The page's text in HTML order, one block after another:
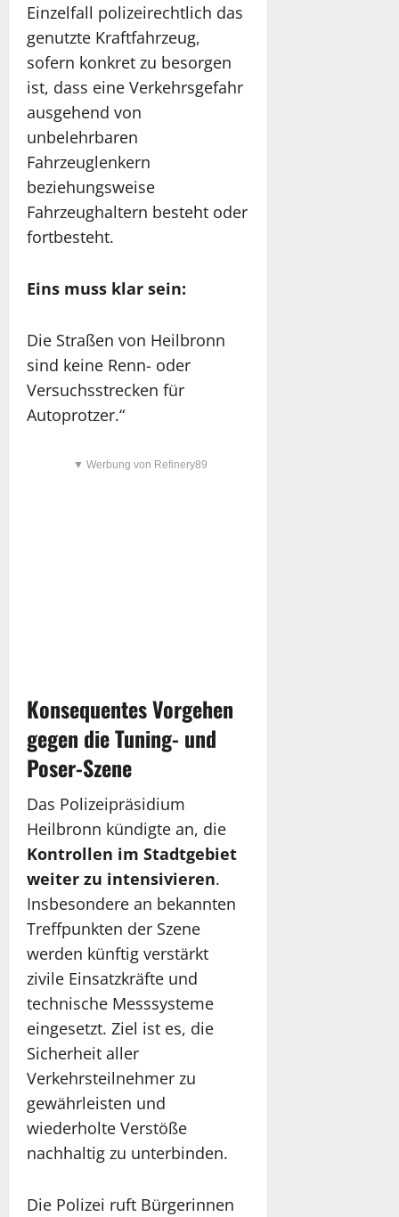
Einzelfall polizeirechtlich das
genutzte Kraftfahrzeug,
sofern konkret zu besorgen
ist, dass eine Verkehrsgefahr
ausgehend von
unbelehrbaren
Fahrzeuglenkern
beziehungsweise
Fahrzeughaltern besteht oder
fortbesteht.
Eins muss klar sein:
Die Straßen von Heilbronn
sind keine Renn- oder
Versuchsstrecken für
Autoprotzer.“
▼ Werbung von Refinery89
Konsequentes Vorgehen
gegen die Tuning- und
Poser-Szene
Das Polizeipräsidium
Heilbronn kündigte an, die
Kontrollen im Stadtgebiet
weiter zu intensivieren.
Insbesondere an bekannten
Treffpunkten der Szene
werden künftig verstärkt
zivile Einsatzkräfte und
technische Messsysteme
eingesetzt. Ziel ist es, die
Sicherheit aller
Verkehrsteilnehmer zu
gewährleisten und
wiederholte Verstöße
nachhaltig zu unterbinden.
Die Polizei ruft Bürgerinnen